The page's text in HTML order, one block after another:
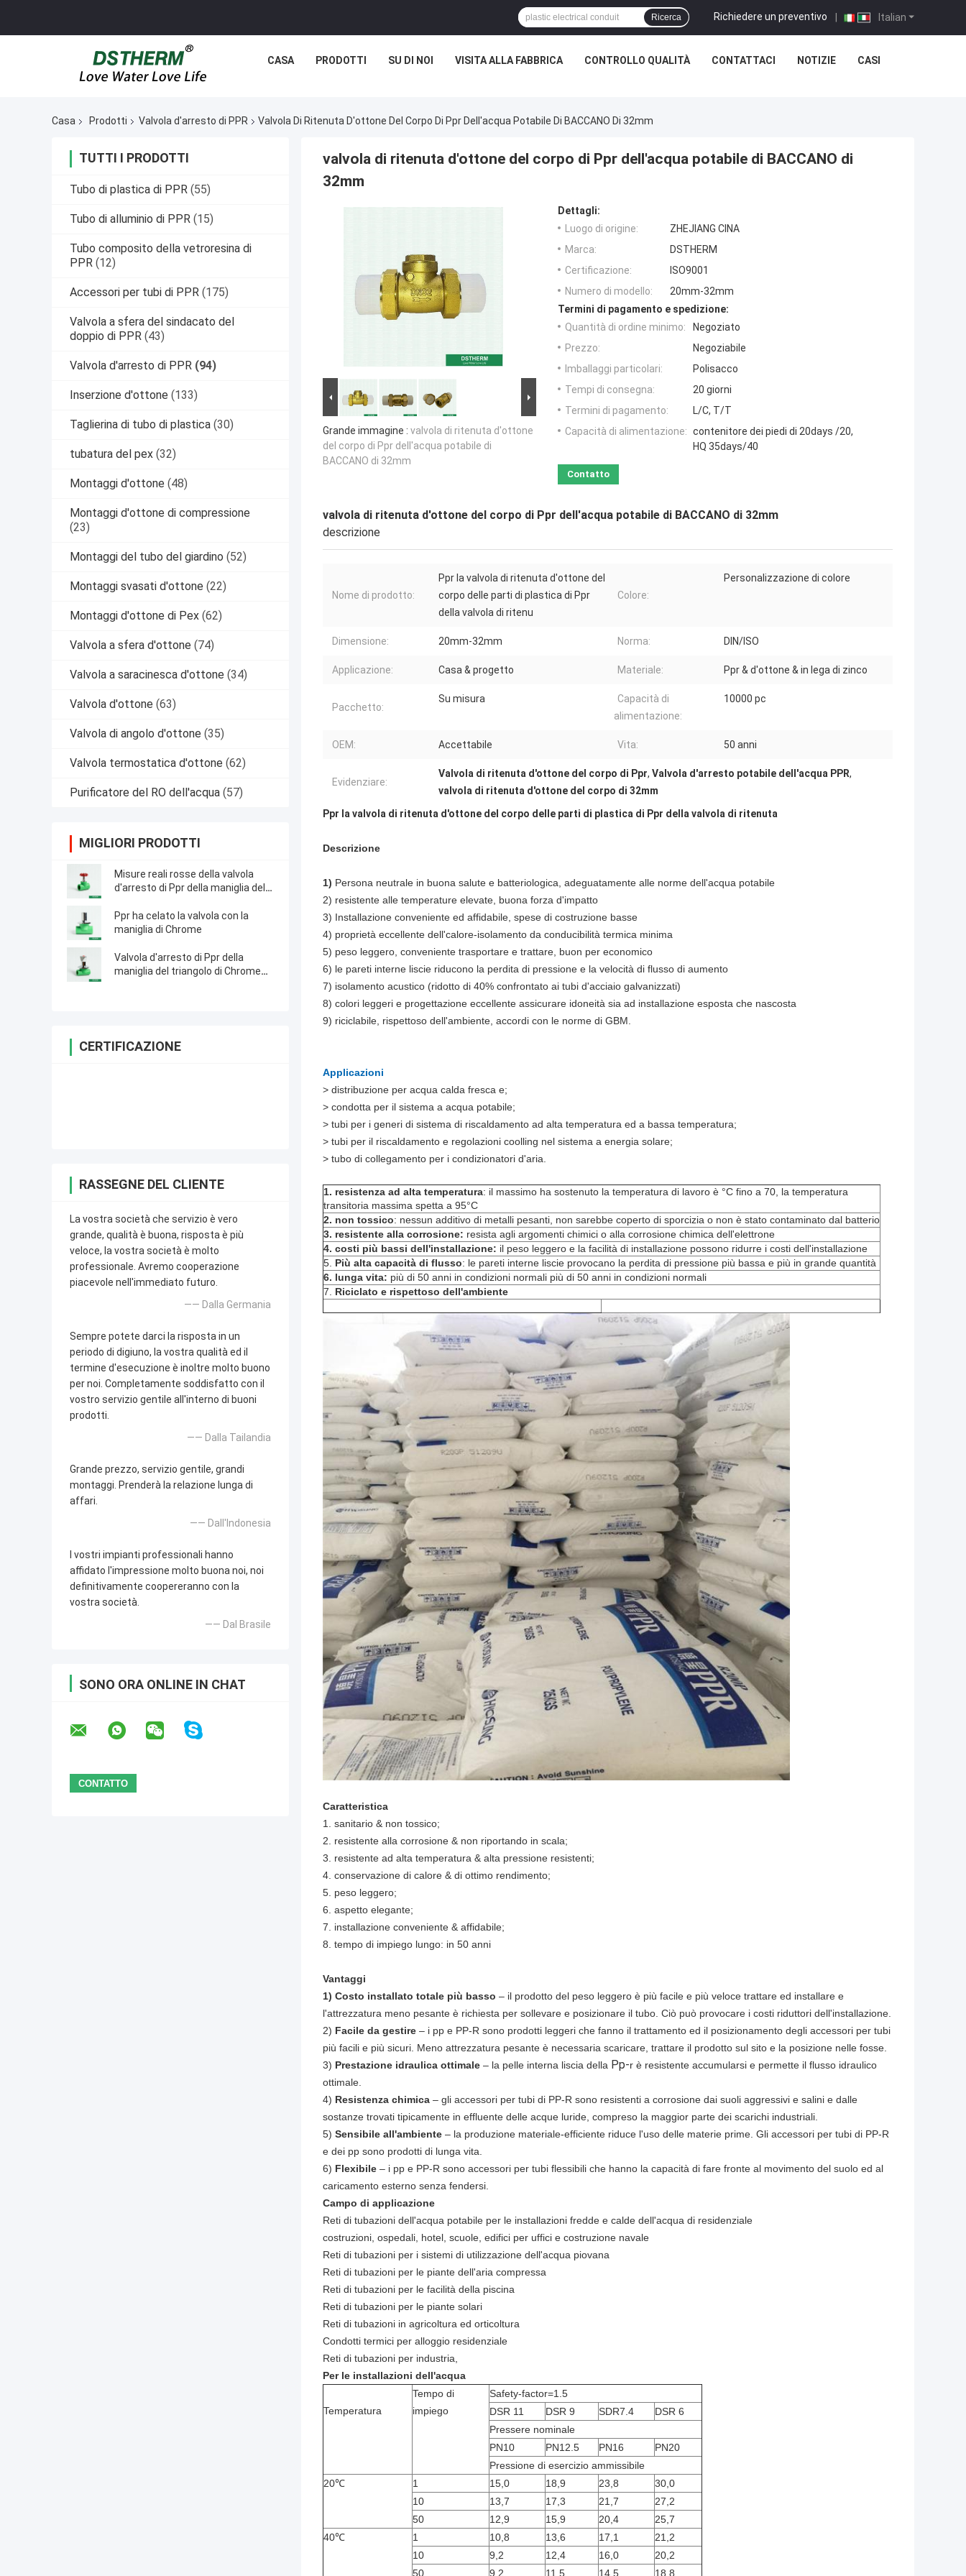
Italian
Richiedere un preventivo |
Ricerca
CASA PRODOTTI SU DI NOI VISITA ALLA FABBRICA CONTROLLO QUALITÀ CONTATTACI NOTIZIE CASI
Casa Prodotti Valvola d'arresto di PPR Valvola Di Ritenuta D'ottone Del Corpo Di Ppr Dell'acqua Potabile Di BACCANO Di 32mm
TUTTI I PRODOTTI
Tubo di plastica di PPR (55)
Tubo di alluminio di PPR (15)
Tubo composito della vetroresina di
PPR (12)
Accessori per tubi di PPR (175)
Valvola a sfera del sindacato del
doppio di PPR (43)
Valvola d'arresto di PPR (94)
Inserzione d'ottone (133)
Taglierina di tubo di plastica (30)
tubatura del pex (32)
Montaggi d'ottone (48)
Montaggi d'ottone di compressione
(23)
Montaggi del tubo del giardino (52)
Montaggi svasati d'ottone (22)
Montaggi d'ottone di Pex (62)
Valvola a sfera d'ottone (74)
Valvola a saracinesca d'ottone (34)
Valvola d'ottone (63)
Valvola di angolo d'ottone (35)
Valvola termostatica d'ottone (62)
Purificatore del RO dell'acqua (57)
MIGLIORI PRODOTTI
Misure reali rosse della valvola
d'arresto di Ppr della maniglia del
d'arresto
Ppr ha celato la valvola con la
maniglia di Chrome
Valvola d'arresto di Ppr della
maniglia del triangolo di Chrome
CERTIFICAZIONE
RASSEGNE DEL CLIENTE
La vostra società che servizio è vero
grande, qualità è buona, risposta è più
veloce, la vostra società è molto
professionale. Avremo cooperazione
piacevole nell'immediato futuro.
—— Dalla Germania
Sempre potete darci la risposta in un
periodo di digiuno, la vostra qualità ed il
termine d'esecuzione è inoltre molto buono
per noi. Completamente soddisfatto con il
vostro servizio gentile all'interno di buoni
prodotti.
—— Dalla Tailandia
Grande prezzo, servizio gentile, grandi
montaggi. Prenderà la relazione lunga di
affari.
—— Dall'Indonesia
I vostri impianti professionali hanno
affidato l'impressione molto buona noi, noi
definitivamente coopereranno con la
vostra società.
—— Dal Brasile
SONO ORA ONLINE IN CHAT
valvola di ritenuta d'ottone del corpo di Ppr dell'acqua potabile di BACCANO di
32mm
Grande immagine : valvola di ritenuta d'ottone
del corpo di Ppr dell'acqua potabile di
BACCANO di 32mm
Dettagli:
Luogo di origine:
ZHEJIANG CINA
Marca:
DSTHERM
Certificazione:
ISO9001
Numero di modello:
20mm-32mm
Termini di pagamento e spedizione:
Quantità di ordine minimo:
Negoziato
Prezzo:
Negoziabile
Imballaggi particolari:
Polisacco
Tempi di consegna:
20 giorni
Termini di pagamento:
L/C, T/T
Capacità di alimentazione: contenitore dei piedi di 20days /20,
HQ 35days/40
Contatto
valvola di ritenuta d'ottone del corpo di Ppr dell'acqua potabile di BACCANO di 32mm
descrizione
Nome di prodotto:
Ppr la valvola di ritenuta d'ottone del
corpo delle parti di plastica di Ppr
della valvola di ritenu
Colore:
Personalizzazione di colore
Dimensione: 20mm-32mm Norma: DIN/ISO
Applicazione: Casa & progetto Materiale: Ppr & d'ottone & in lega di zinco
Pacchetto:
Su misura
Capacità di
alimentazione:
10000 pc
OEM: Accettabile Vita: 50 anni
Evidenziare:
Valvola di ritenuta d'ottone del corpo di Ppr, Valvola d'arresto potabile dell'acqua PPR,
valvola di ritenuta d'ottone del corpo di 32mm
Ppr la valvola di ritenuta d'ottone del corpo delle parti di plastica di Ppr della valvola di ritenuta
Descrizione
1) Persona neutrale in buona salute e batteriologica, adeguatamente alle norme dell'acqua potabile
2) resistente alle temperature elevate, buona forza d'impatto
3) Installazione conveniente ed affidabile, spese di costruzione basse
4) proprietà eccellente dell'calore-isolamento da conducibilità termica minima
5) peso leggero, conveniente trasportare e trattare, buon per economico
6) le pareti interne liscie riducono la perdita di pressione e la velocità di flusso di aumento
7) isolamento acustico (ridotto di 40% confrontato ai tubi d'acciaio galvanizzati)
8) colori leggeri e progettazione eccellente assicurare idoneità sia ad installazione esposta che nascosta
9) riciclabile, rispettoso dell'ambiente, accordi con le norme di GBM.
Applicazioni
> distribuzione per acqua calda fresca e;
> condotta per il sistema a acqua potabile;
> tubi per i generi di sistema di riscaldamento ad alta temperatura ed a bassa temperatura;
> tubi per il riscaldamento e regolazioni coolling nel sistema a energia solare;
> tubo di collegamento per i condizionatori d'aria.
1. resistenza ad alta temperatura: il massimo ha sostenuto la temperatura di lavoro è °C fino a 70, la temperatura
transitoria massima spetta a 95°C
2. non tossico: nessun additivo di metalli pesanti, non sarebbe coperto di sporcizia o non è stato contaminato dal batterio
3. resistente alla corrosione: resista agli argomenti chimici o alla corrosione chimica dell'elettrone
4. costi più bassi dell'installazione: il peso leggero e la facilità di installazione possono ridurre i costi dell'installazione
5. Più alta capacità di flusso: le pareti interne liscie provocano la perdita di pressione più bassa e più in grande quantità
6. lunga vita: più di 50 anni in condizioni normali più di 50 anni in condizioni normali
7. Riciclato e rispettoso dell'ambiente
Caratteristica
1. sanitario & non tossico;
2. resistente alla corrosione & non riportando in scala;
3. resistente ad alta temperatura & alta pressione resistenti;
4. conservazione di calore & di ottimo rendimento;
5. peso leggero;
6. aspetto elegante;
7. installazione conveniente & affidabile;
8. tempo di impiego lungo: in 50 anni
Vantaggi
1) Costo installato totale più basso – il prodotto del peso leggero è più facile e più veloce trattare ed installare e
l'attrezzatura meno pesante è richiesta per sollevare e posizionare il tubo. Ciò può provocare i costi riduttori dell'installazione.
2) Facile da gestire – i pp e PP-R sono prodotti leggeri che fanno il trattamento ed il posizionamento degli accessori per tubi
più facili e più sicuri. Meno attrezzatura pesante è necessaria scaricare, trattare il prodotto sul sito e la posizione nelle fosse.
3) Prestazione idraulica ottimale – la pelle interna liscia della Pp-r è resistente accumularsi e permette il flusso idraulico
ottimale.
4) Resistenza chimica – gli accessori per tubi di PP-R sono resistenti a corrosione dai suoli aggressivi e salini e dalle
sostanze trovati tipicamente in effluente delle acque luride, compreso la maggior parte dei scarichi industriali.
5) Sensibile all'ambiente – la produzione materiale-efficiente riduce l'uso delle materie prime. Gli accessori per tubi di PP-R
e dei pp sono prodotti di lunga vita.
6) Flexibile – i pp e PP-R sono accessori per tubi flessibili che hanno la capacità di fare fronte al movimento del suolo ed al
caricamento esterno senza fendersi.
Campo di applicazione
Reti di tubazioni dell'acqua potabile per le installazioni fredde e calde dell'acqua di residenziale
costruzioni, ospedali, hotel, scuole, edifici per uffici e costruzione navale
Reti di tubazioni per i sistemi di utilizzazione dell'acqua piovana
Reti di tubazioni per le piante dell'aria compressa
Reti di tubazioni per le facilità della piscina
Reti di tubazioni per le piante solari
Reti di tubazioni in agricoltura ed orticoltura
Condotti termici per alloggio residenziale
Reti di tubazioni per industria,
Per le installazioni dell'acqua
Temperatura
Tempo di
impiego
Safety-factor=1.5
DSR 11
DSR 9 SDR7.4
DSR 6
Pressere nominale
PN10
PN12.5 PN16
PN20
Pressione di esercizio ammissibile
20℃
1 15,0 18,9 23,8
30,0
10
13,7 17,3 21,7
27,2
50
12,9 15,9 20,4
25,7
40℃
1 10,8 13,6 17,1
21,2
10
9,2 12,4 16,0
20,2
50
9,2 11,5 14,5 18,8